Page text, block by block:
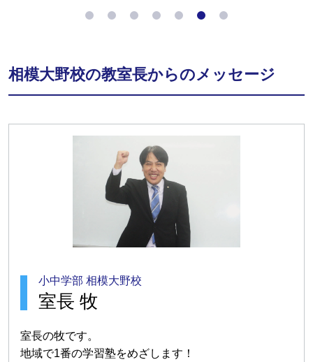
相模大野校の教室長からのメッセージ
小中学部 相模大野校
室長 牧
室長の牧です。
地域で1番の学習塾をめざします！